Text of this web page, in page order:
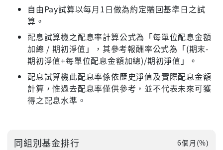
自由Pay試算以每月1日做為約定贖回基準日之試
算。
配息試算機之配息率計算公式為「每單位配息金額
加總 / 期初淨值」，其參考報酬率公式為「(期末-
期初淨值+每單位配息金額加總)/期初淨值」。
配息試算機此配息率係依歷史淨值及實際配息金額
計算，惟過去配息率僅供參考，並不代表未來可獲
得之配息水準。
同組別基金排行 6個月(%)